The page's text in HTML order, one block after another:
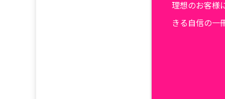
理想のお客様
きる自信の一